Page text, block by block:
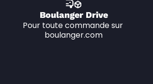
Boulanger Drive
Pour toute commande sur
boulanger.com